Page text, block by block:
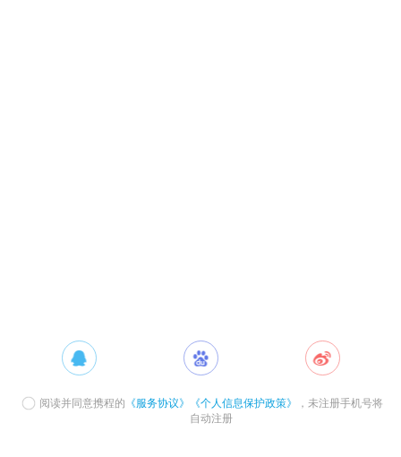
阅读并同意携程的 《服务协议》 《个人信息保护政策》
，未注册手机号将
自动注册